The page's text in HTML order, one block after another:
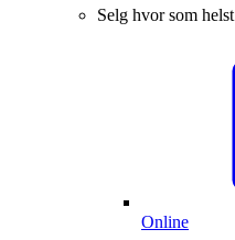
Selg hvor som helst
Online